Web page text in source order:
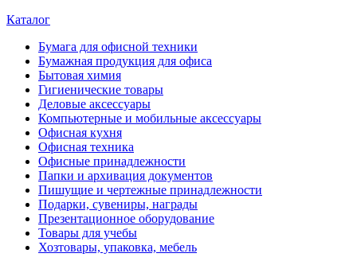
Каталог
Бумага для офисной техники
Бумажная продукция для офиса
Бытовая химия
Гигиенические товары
Деловые аксессуары
Компьютерные и мобильные аксессуары
Офисная кухня
Офисная техника
Офисные принадлежности
Папки и архивация документов
Пишущие и чертежные принадлежности
Подарки, сувениры, награды
Презентационное оборудование
Товары для учебы
Хозтовары, упаковка, мебель